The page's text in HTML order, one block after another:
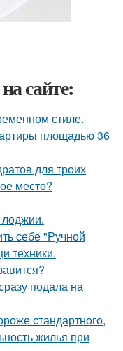
сайте:
стиле.
площадью 36
для троих
место?
себе "Ручной
техники.
подала на
стандартного,
жилья при